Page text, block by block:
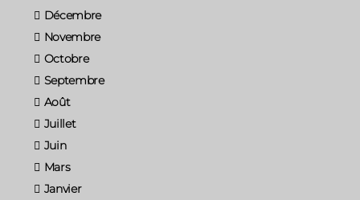
Décembre
Novembre
Octobre
Septembre
Août
Juillet
Juin
Mars
Janvier